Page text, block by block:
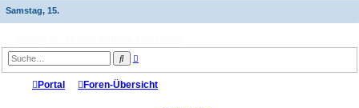
Samstag, 15.
S
u
h
E
r
w
e
Portal Foren-Übersicht